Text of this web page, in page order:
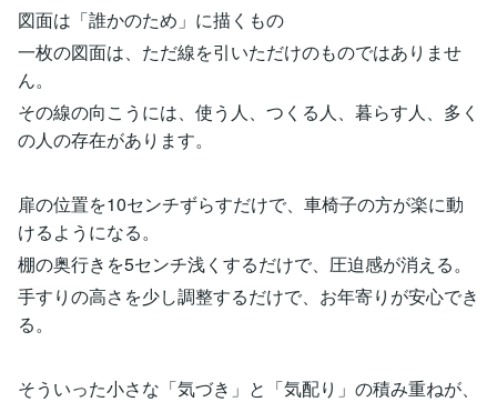
図面は「誰かのため」に描くもの
一枚の図面は、ただ線を引いただけのものではありませ
ん。
その線の向こうには、使う人、つくる人、暮らす人、多く
の人の存在があります。
扉の位置を10センチずらすだけで、車椅子の方が楽に動
けるようになる。
棚の奥行きを5センチ浅くするだけで、圧迫感が消える。
手すりの高さを少し調整するだけで、お年寄りが安心でき
る。
そういった小さな「気づき」と「気配り」の積み重ねが、